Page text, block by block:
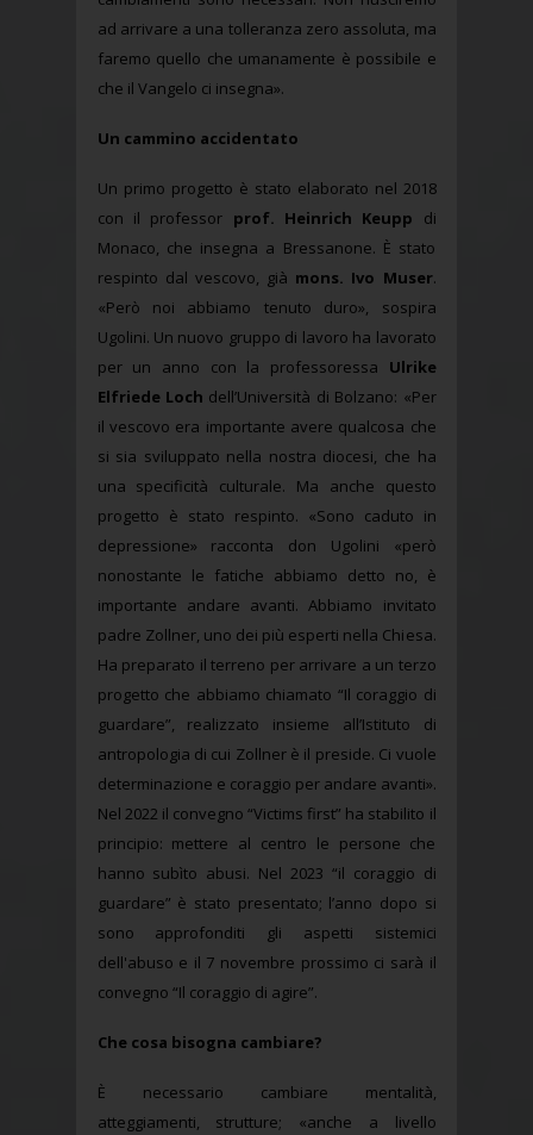
ad arrivare a una tolleranza zero assoluta, ma
faremo quello che umanamente è possibile e
che il Vangelo ci insegna».
Un cammino accidentato
Un primo progetto è stato elaborato nel 2018
con il professor prof. Heinrich Keupp di
Monaco, che insegna a Bressanone. È stato
respinto dal vescovo, già mons. Ivo Muser.
«Però noi abbiamo tenuto duro», sospira
Ugolini. Un nuovo gruppo di lavoro ha lavorato
per un anno con la professoressa Ulrike
Elfriede Loch dell’Università di Bolzano: «Per
il vescovo era importante avere qualcosa che
si sia sviluppato nella nostra diocesi, che ha
una specificità culturale. Ma anche questo
progetto è stato respinto. «Sono caduto in
depressione» racconta don Ugolini «però
nonostante le fatiche abbiamo detto no, è
importante andare avanti. Abbiamo invitato
padre Zollner, uno dei più esperti nella Chiesa.
Ha preparato il terreno per arrivare a un terzo
progetto che abbiamo chiamato “Il coraggio di
guardare”, realizzato insieme all’Istituto di
antropologia di cui Zollner è il preside. Ci vuole
determinazione e coraggio per andare avanti».
Nel 2022 il convegno “Victims first” ha stabilito il
principio: mettere al centro le persone che
hanno subìto abusi. Nel 2023 “il coraggio di
guardare” è stato presentato; l’anno dopo si
sono approfonditi gli aspetti sistemici
dell'abuso e il 7 novembre prossimo ci sarà il
convegno “Il coraggio di agire”.
Che cosa bisogna cambiare?
È necessario cambiare mentalità,
atteggiamenti, strutture; «anche a livello